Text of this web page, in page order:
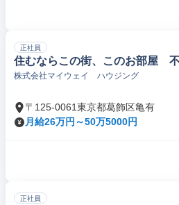
正社員
住むならこの街、このお部屋
株式会社マイウェイ ハウジング
〒125-0061東京都葛飾区亀有
月給26万円～50万5000円
正社員